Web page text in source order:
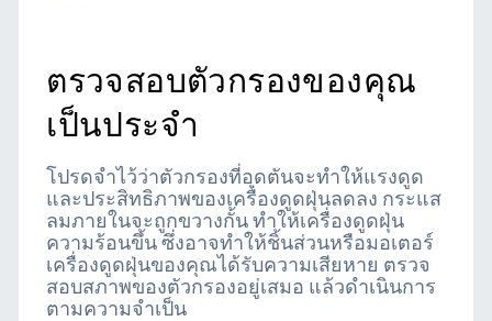
ตรวจสอบตัวกรองของคุณ
เป็นประจำ
โปรดจำไว้ว่าตัวกรองที่อุดตันจะทำให้แรงดูด
และประสิทธิภาพของเครื่องดูดฝุ่นลดลง กระแส
ลมภายในจะถูกขวางกั้น ทำให้เครื่องดูดฝุ่น
ความร้อนขึ้น ซึ่งอาจทำให้ชิ้นส่วนหรือมอเตอร์
เครื่องดูดฝุ่นของคุณได้รับความเสียหาย ตรวจ
สอบสภาพของตัวกรองอยู่เสมอ แล้วดำเนินการ
ตามความจำเป็น